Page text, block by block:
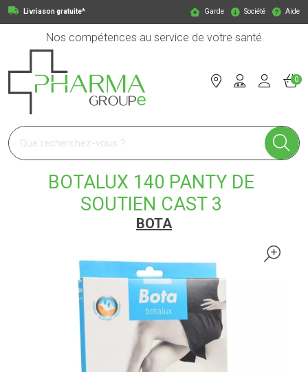
Livriason gratuite* Garde Société Aide
Nos compétences au service de votre santé
Pharmagroupe Votre pharmacie en ligne à votre service
0
BOTALUX 140 PANTY DE
SOUTIEN CAST 3
BOTA